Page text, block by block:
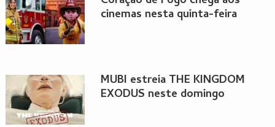
cinemas nesta quinta-feira
MUBI estreia THE KINGDOM
EXODUS neste domingo